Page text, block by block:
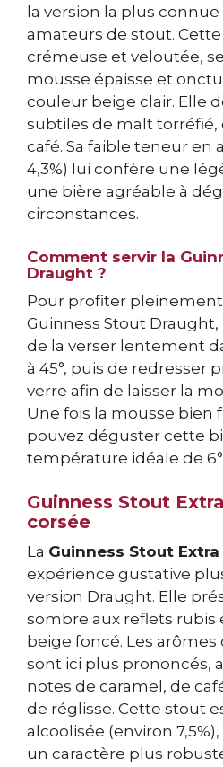
la version la plus
amateurs de stout.
crémeuse et veloutée,
mousse épaisse et
couleur beige clair. Elle
subtiles de malt torréfié,
café. Sa faible teneur en
4,3%) lui confère une
une bière agréable à
circonstances.
Comment servir la
Draught ?
Pour profiter pleinement
Guinness Stout
de la verser lentement
à 45°, puis de redresser
verre afin de laisser la
Une fois la mousse bien
pouvez déguster cette
température idéale de
Guinness Stout
corsée
La Guinness Stout Extra
expérience gustative
version Draught. Elle
sombre aux reflets rubis
beige foncé. Les
sont ici plus prononcés,
notes de caramel, de
de réglisse. Cette stout
alcoolisée (environ
un caractère plus